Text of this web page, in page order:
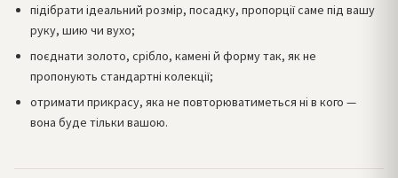
підібрати ідеальний розмір, посадку, пропорції саме під вашу
руку, шию чи вухо;
поєднати золото, срібло, камені й форму так, як не
пропонують стандартні колекції;
отримати прикрасу, яка не повторюватиметься ні в кого —
вона буде тільки вашою.